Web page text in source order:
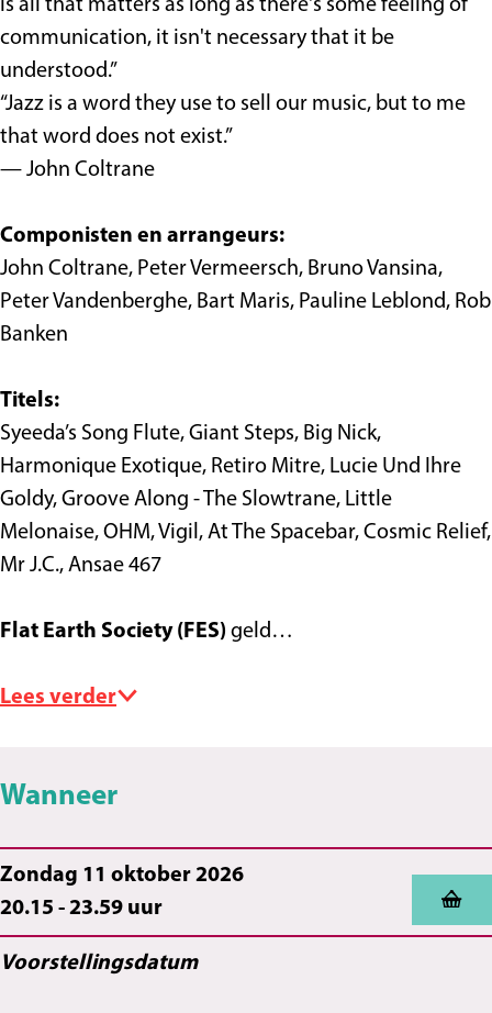
t
y
i
e
t
y
c
i
e
t
y
t
y
o
c
i
e
t
y
p
e
e
l
h
i
s
e
e
l
h
u
s
S
p
e
e
l
u
i
s
s
is all that matters as long as there's some feeling of
communication, it isn't necessary that it be
understood.”
“Jazz is a word they use to sell our music, but to me
that word does not exist.”
— John Coltrane
Componisten en arrangeurs:
John Coltrane, Peter Vermeersch, Bruno Vansina,
Peter Vandenberghe, Bart Maris, Pauline Leblond, Rob
Banken
Titels:
Syeeda’s Song Flute, Giant Steps, Big Nick,
Harmonique Exotique, Retiro Mitre, Lucie Und Ihre
Goldy, Groove Along - The Slowtrane, Little
Melonaise, OHM, Vigil, At The Spacebar, Cosmic Relief,
Mr J.C., Ansae 467
Flat Earth Society (FES) geld…
Lees verder
Wanneer
Zondag 11 oktober 2026
20.15 - 23.59 uur
Voorstellingsdatum